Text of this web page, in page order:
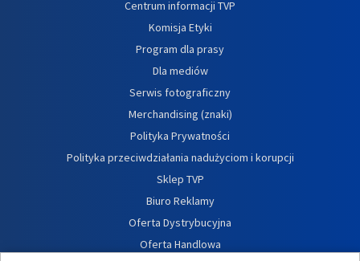
Centrum informacji TVP
Komisja Etyki
Program dla prasy
Dla mediów
Serwis fotograficzny
Merchandising (znaki)
Polityka Prywatności
Polityka przeciwdziałania nadużyciom i korupcji
Sklep TVP
Biuro Reklamy
Oferta Dystrybucyjna
Oferta Handlowa